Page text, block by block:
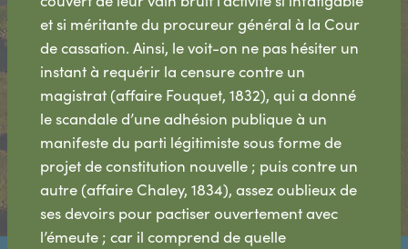
et si méritante du procureur général à la Cour
de cassation. Ainsi, le voit-on ne pas hésiter un
instant à requérir la censure contre un
magistrat (affaire Fouquet, 1832), qui a donné
le scandale d’une adhésion publique à un
manifeste du parti légitimiste sous forme de
projet de constitution nouvelle ; puis contre un
autre (affaire Chaley, 1834), assez oublieux de
ses devoirs pour pactiser ouvertement avec
l’émeute ; car il comprend de quelle